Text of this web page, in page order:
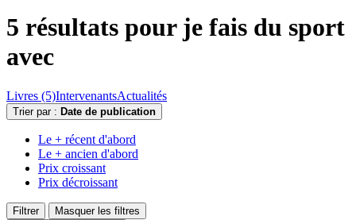
5 résultats pour je fais du sport
avec
Livres (5)IntervenantsActualités
Trier par : Date de publication
Le + récent d'abord
Le + ancien d'abord
Prix croissant
Prix décroissant
Filtrer
Masquer les filtres